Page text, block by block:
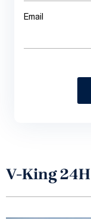
Email
V-King 24H